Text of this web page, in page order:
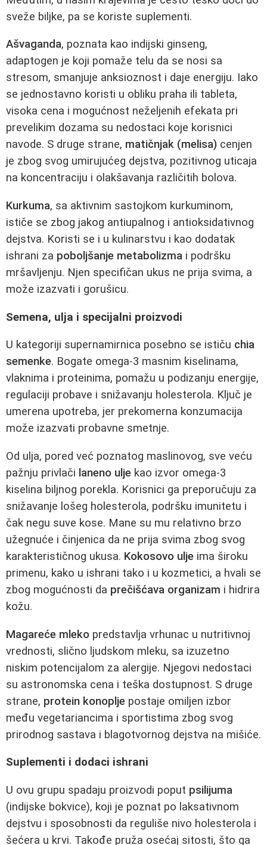
sveže biljke, pa se koriste suplementi.
Ašvaganda, poznata kao indijski ginseng,
adaptogen je koji pomaže telu da se nosi sa
stresom, smanjuje anksioznost i daje energiju. Iako
se jednostavno koristi u obliku praha ili tableta,
visoka cena i mogućnost neželjenih efekata pri
prevelikim dozama su nedostaci koje korisnici
navode. S druge strane, matičnjak (melisa) cenjen
je zbog svog umirujućeg dejstva, pozitivnog uticaja
na koncentraciju i olakšavanja različitih bolova.
Kurkuma, sa aktivnim sastojkom kurkuminom,
ističe se zbog jakog antiupalnog i antioksidativnog
dejstva. Koristi se i u kulinarstvu i kao dodatak
ishrani za poboljšanje metabolizma i podršku
mršavljenju. Njen specifičan ukus ne prija svima, a
može izazvati i gorušicu.
Semena, ulja i specijalni proizvodi
U kategoriji supernamirnica posebno se ističu chia
semenke. Bogate omega-3 masnim kiselinama,
vlaknima i proteinima, pomažu u podizanju energije,
regulaciji probave i snižavanju holesterola. Ključ je
umerena upotreba, jer prekomerna konzumacija
može izazvati probavne smetnje.
Od ulja, pored već poznatog maslinovog, sve veću
pažnju privlači laneno ulje kao izvor omega-3
kiselina biljnog porekla. Korisnici ga preporučuju za
snižavanje lošeg holesterola, podršku imunitetu i
čak negu suve kose. Mane su mu relativno brzo
užegnuće i činjenica da ne prija svima zbog svog
karakterističnog ukusa. Kokosovo ulje ima široku
primenu, kako u ishrani tako i u kozmetici, a hvali se
zbog mogućnosti da prečišćava organizam i hidrira
kožu.
Magareće mleko predstavlja vrhunac u nutritivnoj
vrednosti, slično ljudskom mleku, sa izuzetno
niskim potencijalom za alergije. Njegovi nedostaci
su astronomska cena i teška dostupnost. S druge
strane, protein konoplje postaje omiljen izbor
među vegetariancima i sportistima zbog svog
prirodnog sastava i blagotvornog dejstva na mišiće.
Suplementi i dodaci ishrani
U ovu grupu spadaju proizvodi poput psilijuma
(indijske bokvice), koji je poznat po laksativnom
dejstvu i sposobnosti da reguliše nivo holesterola i
šećera u krvi. Takođe pruža osećaj sitosti, što ga